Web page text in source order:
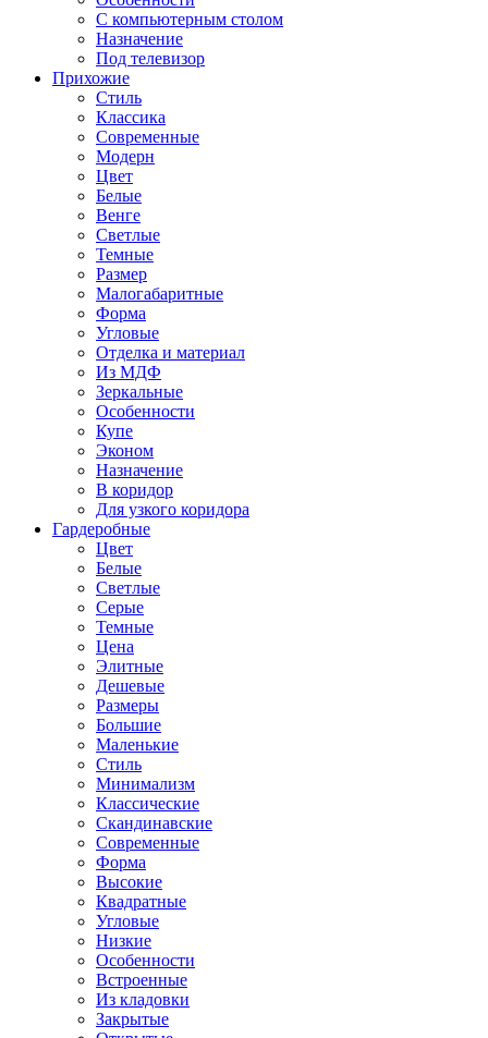
С компьютерным столом
Назначение
Под телевизор
Прихожие
Стиль
Классика
Современные
Модерн
Цвет
Белые
Венге
Светлые
Темные
Размер
Малогабаритные
Форма
Угловые
Отделка и материал
Из МДФ
Зеркальные
Особенности
Купе
Эконом
Назначение
В коридор
Для узкого коридора
Гардеробные
Цвет
Белые
Светлые
Серые
Темные
Цена
Элитные
Дешевые
Размеры
Большие
Маленькие
Стиль
Минимализм
Классические
Скандинавские
Современные
Форма
Высокие
Квадратные
Угловые
Низкие
Особенности
Встроенные
Из кладовки
Закрытые